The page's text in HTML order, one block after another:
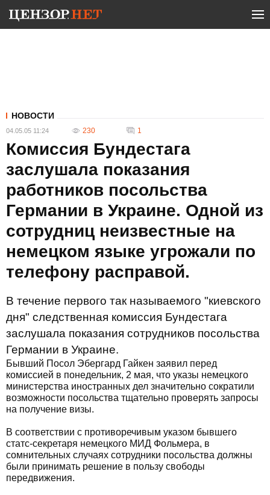
НОВОСТИ
04.05.05 11:24 230 1
Комиссия Бундестага
заслушала показания
работников посольства
Германии в Украине. Одной из
сотрудниц неизвестные на
немецком языке угрожали по
телефону расправой.
В течение первого так называемого "киевского
дня" следственная комиссия Бундестага
заслушала показания сотрудников посольства
Германии в Украине.
Бывший Посол Эбергард Гайкен заявил перед
комиссией в понедельник, 2 мая, что указы немецкого
министерства иностранных дел значительно сократили
возможности посольства тщательно проверять запросы
на получение визы.
В соответствии с противоречивым указом бывшего
статс-секретаря немецкого МИД Фольмера, в
сомнительных случаях сотрудники посольства должны
были принимать решение в пользу свободы
передвижения.